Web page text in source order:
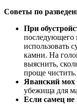
Советы по
При
последующего
использовать
камни. На
выяснить,
проще чистить.
Яванский мох
убежища для
Если самец не